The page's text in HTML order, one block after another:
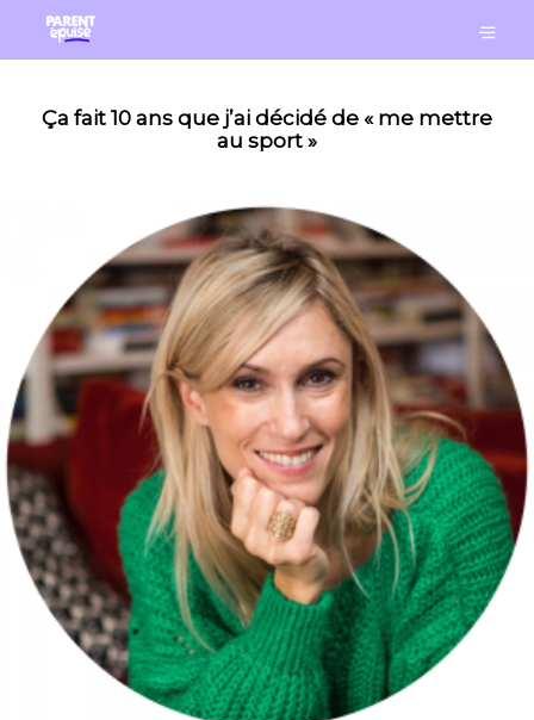
Ça fait 10 ans que j’ai décidé de « me mettre
au sport »